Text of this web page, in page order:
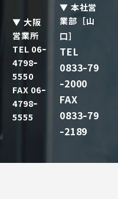
▼ 大阪
営業所
TEL 06ｰ
4798ｰ
5550
FAX 06ｰ
4798ｰ
5555
▼ 本社営
業部［山
口］
TEL
0833ｰ79
ｰ2000
FAX
0833ｰ79
ｰ2189